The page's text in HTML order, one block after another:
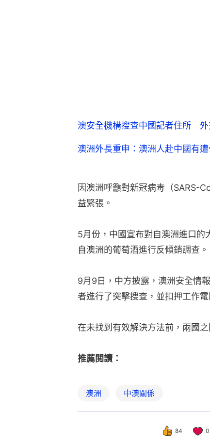
澳安全機構搜查中國記者住所 外
澳洲外長重申：澳洲人赴中國有
因澳洲呼籲對新冠病毒（SARS-
益緊張。
5月份，中國宣布對自澳洲進口的
自澳洲的葡萄酒進行反傾銷調查。
9月9日，中方披露，澳洲安全情
者進行了突擊搜查，並扣押工作電
在未找到有效解決方法前，兩國
推薦閲讀：
澳洲 中澳關係
84 0